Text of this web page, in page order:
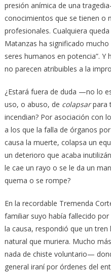
presión anímica de una
conocimientos que se tienen o
profesionales. Cualquiera
Matanzas ha significado
seres humanos en potencia”.
no parecen atribuibles a la
¿Estará fuera de duda —no lo
uso, o abuso, de colapsarpara
incendian? Por asociación con
a los que la falla de órganos
causa la muerte, colapsa un
un deterioro que acaba
le cae un rayo o se le da un
quema o se rompe?
En la recordable Tremenda
familiar suyo había fallecido
la causa, respondió que un
natural que muriera. Mucho
nada de chiste voluntario—
general iraní por órdenes del